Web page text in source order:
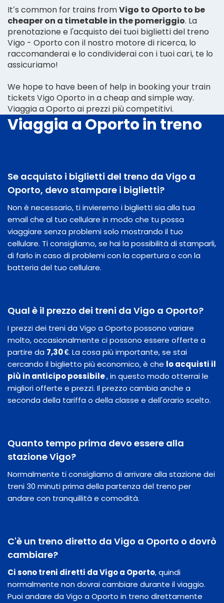
It’s common for trains fromVigo to Oporto to be
cheaper on a timetable in the pomeriggio. La
prenotazione e l'acquisto dei tuoi biglietti del treno
Vigo - Oporto con il nostro motore di ricerca, lo
raccomanderai e lo condividerai con i tuoi cari, te lo
assicuriamo!
We hope to have been of help in booking your train
tickets Vigo Oporto in a cheap and simple way.
Viaggia a Oporto ai prezzi più competitivi.
Viaggia a Oporto in treno
Se acquisto i biglietti del treno da Vigo a
Oporto, devo stampare i biglietti?
Non è necessario, ti invieremo i biglietti sia alla tua
email che al tuo cellulare in modo che tu possa
viaggiare senza problemi solo mostrando il tuo
cellulare. Ti consigliamo, se hai la possibilità di stamparli,
di farlo in caso di problemi con la copertura o con la
batteria del tuo cellulare.
Qual è il prezzo dei treni da Vigo a Oporto?
I prezzi dei treni da Vigo a Oporto possono variare
molto, occasionalmente ci possono essere offerte a
partire da 7,30 €. La cosa più importante, se stai
cercando il biglietto più economico, è che lo acquisti il
​​più in anticipo possibile, in questo modo otterrai le
migliori offerte e prezzi. Il prezzo cambia anche a
seconda della tariffa o della classe e dell'orario scelto.
Quanto tempo prima devo essere alla
stazione Vigo?
Normalmente ti consigliamo di arrivare alla stazione dei
treni 30 minuti prima della partenza del treno per
andare con tranquillità e comodità.
C'è un treno diretto da Vigo a Oporto o dovrò
cambiare?
Ci sono treni diretti da Vigo a Oporto, quindi
normalmente non dovrai cambiare durante il viaggio.
Puoi andare da Vigo a Oporto in treno direttamente